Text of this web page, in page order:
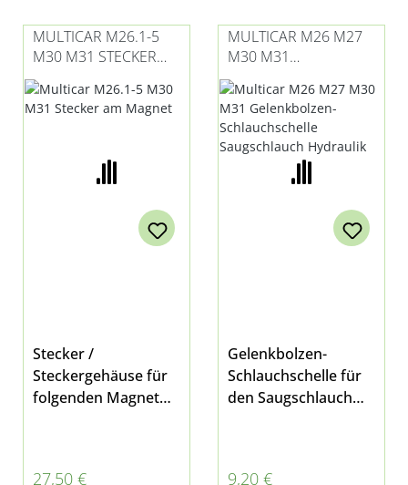
E3
M31 Hydrostat
MULTICAR M26.1-5
M30 M31 STECKER
AM MAGNET
Stecker /
Steckergehäuse für
folgenden Magnet
Regulärer Preis:
27,50 €
MULTICAR M26 M27
M30 M31
GELENKBOLZEN-
SCHLAUCHSCHELLE
SAUGSCHLAUCH
HYDRAULIK
Gelenkbolzen-
Schlauchschelle für
den Saugschlauch
Regulärer Preis:
9,20 €